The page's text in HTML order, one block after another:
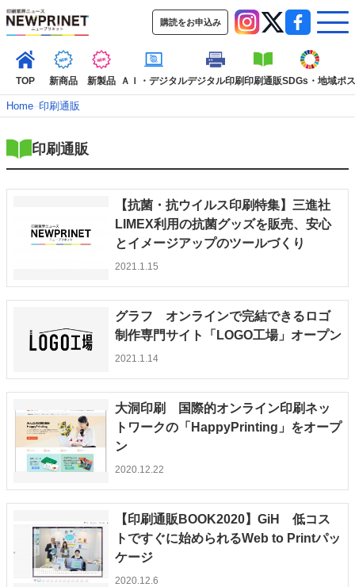
購読をお申込み
TOP 新商品 新製品 ＡＩ・デジタルデジタル印刷印刷通販SDGs・地域ポ
インデックス
インタビュー
コレクション
カテゴリー一覧
新商品 新製品 ＡＩ・デジタル デジタル印刷
印刷通販
ポストプレス ビジネス
特集記事カテゴリー一覧
2022 見える化・MIS特集
JAPAN PACK 2023 特集
中古印刷機・製本機特集
2022 検査・校正特集
特集・デジタル印刷 ～ 新成長軌道を描く
案内
発刊案内
JFPI印刷用語集
運営
会社案内
購読・購入申し込み
サイトポリシー
お問い合わせ
Home–印刷通販
印刷通販
【抗菌・抗ウイルス印刷特集】三進社
LIMEX利用の抗菌グッズを販売、安心
とイメージアップのツールづくり
2021.1.15
グラフ オンラインで完結できるロゴ
制作専門サイト「LOGO工場」オープン
2021.1.14
大洞印刷 国際的オンライン印刷ネッ
トワークの「HappyPrinting」をオープ
ン
2020.12.22
【印刷通販BOOK2020】GiH 低コス
トですぐに始められるWeb to Printパッ
ケージ
2020.12.6